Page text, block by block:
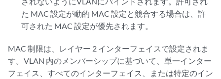
た MAC 設定が動的 MAC 設定と競合する場合は、許
可された MAC 設定が優先されます。
MAC 制限は、レイヤー 2 インターフェイスで設定されま
す。VLAN 内のメンバーシップに基づいて、単一インター
フェイス、すべてのインターフェイス、または特定のイン